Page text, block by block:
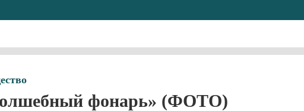
фонарь» (ФОТО)